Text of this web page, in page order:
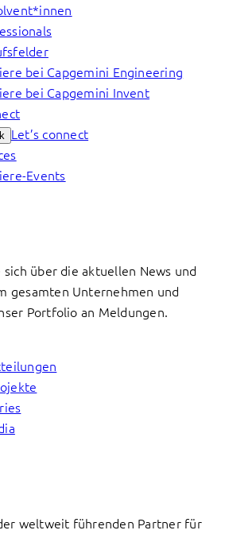
bei Capgemini Engineering
bei Capgemini Invent
Let’s connect
Events
über die aktuellen News und
gesamten Unternehmen und
Portfolio an Meldungen.
weltweit führenden Partner für